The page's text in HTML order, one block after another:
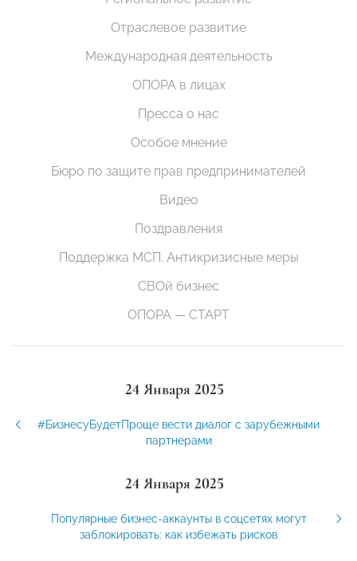
Отраслевое развитие
Международная деятельность
ОПОРА в лицах
Пресса о нас
Особое мнение
Бюро по защите прав предпринимателей
Видео
Поздравления
Поддержка МСП. Антикризисные меры
СВОй бизнес
ОПОРА — СТАРТ
24 Января 2025
#БизнесуБудетПроще вести диалог с зарубежными
партнерами
24 Января 2025
Популярные бизнес-аккаунты в соцсетях могут
заблокировать: как избежать рисков